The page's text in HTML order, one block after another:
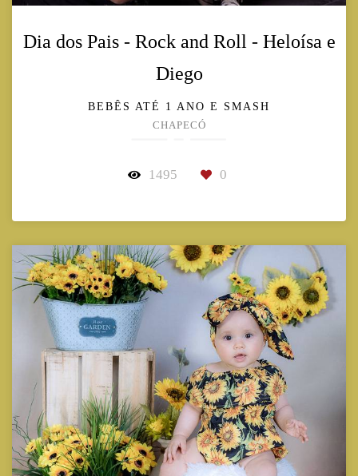
Dia dos Pais - Rock and Roll - Heloísa e
Diego
BEBÊS ATÉ 1 ANO E SMASH
CHAPECÓ
1495 0